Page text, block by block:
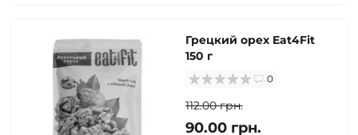
Грецкий орех Eat4Fit
150 г
0
112.00 грн.
90.00 грн.